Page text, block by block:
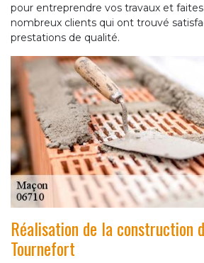
pour entreprendre vos travaux et
nombreux clients qui ont trouvé
prestations de qualité.
Réalisation de la construction
Tournefort